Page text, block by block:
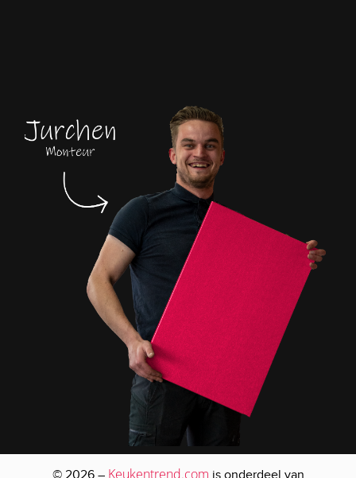
Keukentrend.com